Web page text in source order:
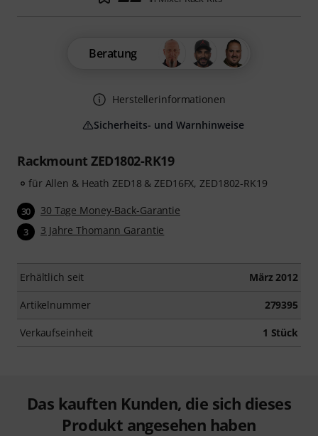
Rackmount ZED1802-RK19
für Allen & Heath ZED18 & ZED16FX, ZED1802-RK19
30 30 Tage Money-Back-Garantie
3 3 Jahre Thomann Garantie
Erhältlich seit März 2012
Artikelnummer 279395
Verkaufseinheit 1 Stück
Beratung
Herstellerinformationen
Sicherheits- und Warnhinweise
Das kauften Kunden, die sich dieses
Produkt angesehen haben